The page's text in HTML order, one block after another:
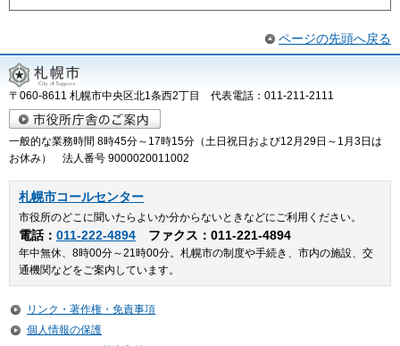
ページの先頭へ戻る
〒060-8611 札幌市中央区北1条西2丁目 代表電話：011-211-2111
一般的な業務時間 8時45分～17時15分（土日祝日および12月29日～1月3日は
お休み） 法人番号 9000020011002
札幌市コールセンター
市役所のどこに聞いたらよいか分からないときなどにご利用ください。
電話： 011-222-4894 ファクス：011-221-4894
年中無休、8時00分～21時00分。札幌市の制度や手続き、市内の施設、交
通機関などをご案内しています。
リンク・著作権・免責事項
個人情報の保護